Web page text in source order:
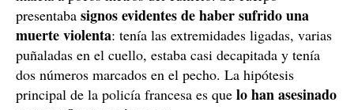
maleta a pocos metros del edificio. Su cuerpo
presentabasignos evidentes de haber sufrido una
muerte violenta: tenía las extremidades ligadas, varias
puñaladas en el cuello, estaba casi decapitada y tenía
dos números marcados en el pecho. La hipótesis